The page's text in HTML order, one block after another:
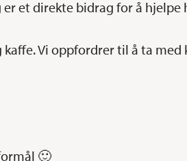
et direkte bidrag for å hjelpe
Vi oppfordrer til å ta
🙂